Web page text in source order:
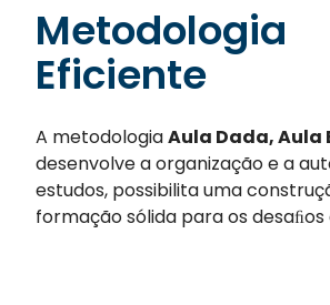
Metodologia
Eficiente
A metodologiaAula Dada, Aula
desenvolve a organização e a
estudos, possibilita uma
formação sólida para os